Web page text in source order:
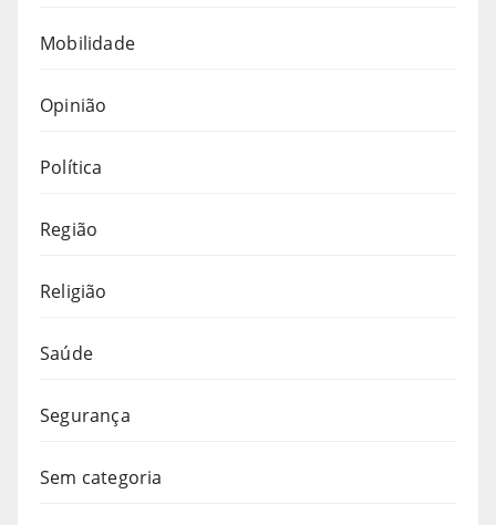
Mobilidade
Opinião
Política
Região
Religião
Saúde
Segurança
Sem categoria